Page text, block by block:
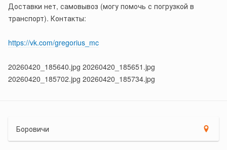
Доставки нет, самовывоз (могу помочь с погрузкой в
транспорт). Контакты:
https://vk.com/gregorius_mc
20260420_185640.jpg 20260420_185651.jpg
20260420_185702.jpg 20260420_185734.jpg
Боровичи